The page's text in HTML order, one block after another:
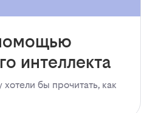
интеллекта
бы прочитать, как